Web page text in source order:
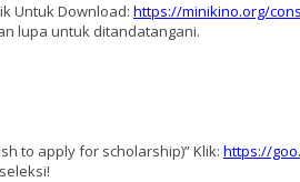
Untuk Download: https://minikino.org/
lupa untuk ditandatangani.
to apply for scholarship)” Klik: https://